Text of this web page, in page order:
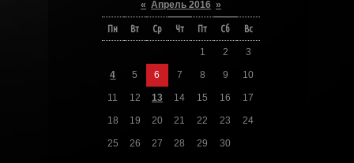
« Апрель 2016 »
Пн Вт Ср Чт Пт Сб Вс
1 2 3
4 5 6 7 8 9 10
11 12 13 14 15 16 17
18 19 20 21 22 23 24
25 26 27 28 29 30